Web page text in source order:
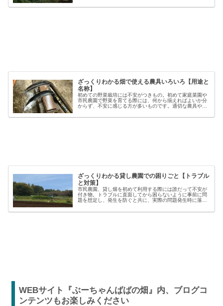
類でも「早生」「中生」「晩生」など...
ざっくりわかる畑で使える農具いろいろ【用途と
名称】
初めての野菜栽培には不安がつきもの。初めて家庭菜園や
市民農園で野菜を育てる際には、何から揃えればよいか分
からず、不安に感じる方が多いものです。適切な農具や資
しますが、種類も多く、初心者には...
ざっくりわかる貸し農園での困りごと【トラブル
と対策】
市民農園、貸し畑を初めて利用する際には誰だって不安が
付き物。トラブルに直面してから困らないように事前に問
題を想定し、発生を防ぐと共に、実際の問題発生時に落ち
【困った】と【トラブル】困りごとト...
WEBサイト『ぶーちゃんばばの畑』内、ブログコ
ンテンツもお楽しみください